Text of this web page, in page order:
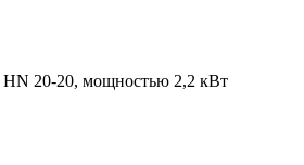
HN 20-20, мощностью 2,2 кВт